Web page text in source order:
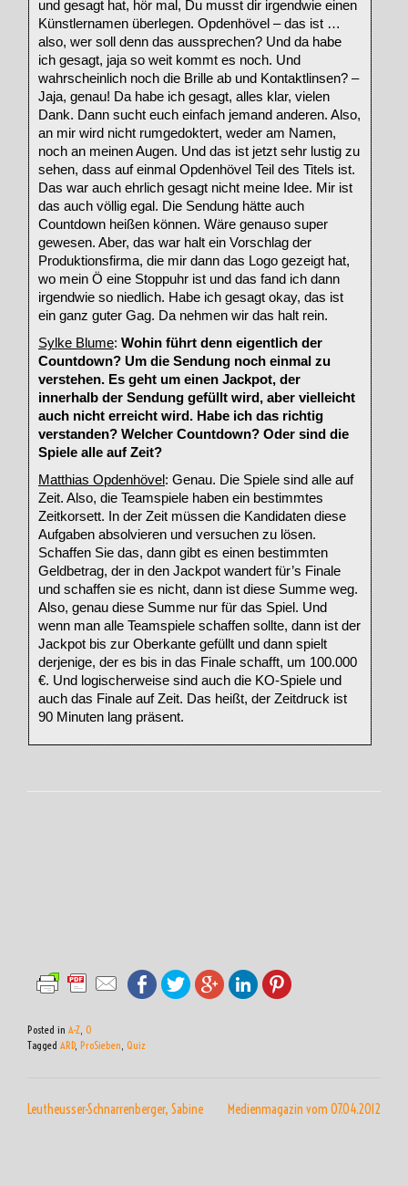
und gesagt hat, hör mal, Du musst dir irgendwie einen
Künstlernamen überlegen. Opdenhövel – das ist …
also, wer soll denn das aussprechen? Und da habe
ich gesagt, jaja so weit kommt es noch. Und
wahrscheinlich noch die Brille ab und Kontaktlinsen? –
Jaja, genau! Da habe ich gesagt, alles klar, vielen
Dank. Dann sucht euch einfach jemand anderen. Also,
an mir wird nicht rumgedoktert, weder am Namen,
noch an meinen Augen. Und das ist jetzt sehr lustig zu
sehen, dass auf einmal Opdenhövel Teil des Titels ist.
Das war auch ehrlich gesagt nicht meine Idee. Mir ist
das auch völlig egal. Die Sendung hätte auch
Countdown heißen können. Wäre genauso super
gewesen. Aber, das war halt ein Vorschlag der
Produktionsfirma, die mir dann das Logo gezeigt hat,
wo mein Ö eine Stoppuhr ist und das fand ich dann
irgendwie so niedlich. Habe ich gesagt okay, das ist
ein ganz guter Gag. Da nehmen wir das halt rein.
Sylke Blume: Wohin führt denn eigentlich der
Countdown? Um die Sendung noch einmal zu
verstehen. Es geht um einen Jackpot, der
innerhalb der Sendung gefüllt wird, aber vielleicht
auch nicht erreicht wird. Habe ich das richtig
verstanden? Welcher Countdown? Oder sind die
Spiele alle auf Zeit?
Matthias Opdenhövel : Genau. Die Spiele sind alle auf
Zeit. Also, die Teamspiele haben ein bestimmtes
Zeitkorsett. In der Zeit müssen die Kandidaten diese
Aufgaben absolvieren und versuchen zu lösen.
Schaffen Sie das, dann gibt es einen bestimmten
Geldbetrag, der in den Jackpot wandert für’s Finale
und schaffen sie es nicht, dann ist diese Summe weg.
Also, genau diese Summe nur für das Spiel. Und
wenn man alle Teamspiele schaffen sollte, dann ist der
Jackpot bis zur Oberkante gefüllt und dann spielt
derjenige, der es bis in das Finale schafft, um 100.000
€. Und logischerweise sind auch die KO-Spiele und
auch das Finale auf Zeit. Das heißt, der Zeitdruck ist
90 Minuten lang präsent.
Posted in A-Z, O
Tagged ARD, ProSieben, Quiz
Leutheusser-Schnarrenberger, Sabine Medienmagazin vom 07.04.2012